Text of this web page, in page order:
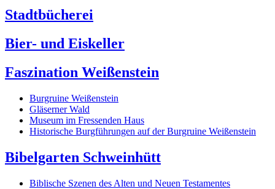
Stadtbücherei
Bier- und Eiskeller
Faszination Weißenstein
Burgruine Weißenstein
Gläserner Wald
Museum im Fressenden Haus
Historische Burgführungen auf der Burgruine Weißenstein
Bibelgarten Schweinhütt
Biblische Szenen des Alten und Neuen Testamentes